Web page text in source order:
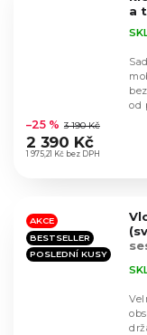
a
hodnocení
produktu
je
hvězdiček.
1 975,21 Kč bez DPH
–25 % 3 190 Kč
2 390 Kč
od
AKCE
BESTSELLER
POSLEDNÍ KUSY